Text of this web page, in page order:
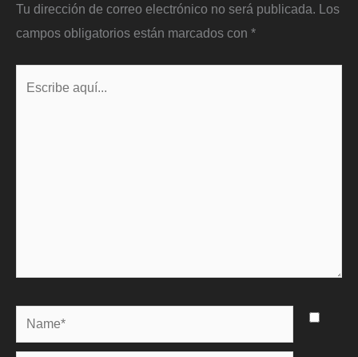
Tu dirección de correo electrónico no será publicada. Los
campos obligatorios están marcados con *
Name*